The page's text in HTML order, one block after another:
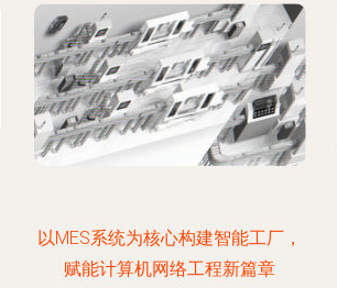
以MES系统为核心构建智能工厂，
赋能计算机网络工程新篇章